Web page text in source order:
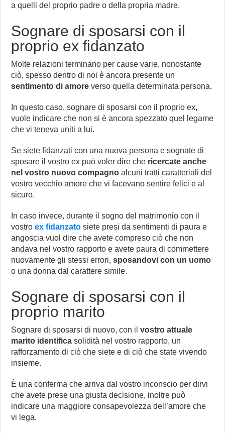
a quelli del proprio padre o della propria madre.
Sognare di sposarsi con il
proprio ex fidanzato
Molte relazioni terminano per cause varie, nonostante
ciò, spesso dentro di noi è ancora presente un
sentimento di amore verso quella determinata persona.
In questo caso, sognare di sposarsi con il proprio ex,
vuole indicare che non si è ancora spezzato quel legame
che vi teneva uniti a lui.
Se siete fidanzati con una nuova persona e sognate di
sposare il vostro ex può voler dire che ricercate anche
nel vostro nuovo compagno alcuni tratti caratteriali del
vostro vecchio amore che vi facevano sentire felici e al
sicuro.
In caso invece, durante il sogno del matrimonio con il
vostro ex fidanzato siete presi da sentimenti di paura e
angoscia vuol dire che avete compreso ciò che non
andava nel vostro rapporto e avete paura di commettere
nuovamente gli stessi errori,sposandovi con un uomo
o una donna dal carattere simile.
Sognare di sposarsi con il
proprio marito
Sognare di sposarsi di nuovo, con ilvostro attuale
marito identifica solidità nel vostro rapporto, un
rafforzamento di ciò che siete e di ciò che state vivendo
insieme.
È una conferma che arriva dal vostro inconscio per dirvi
che avete prese una giusta decisione, inoltre può
indicare una maggiore consapevolezza dell’amore che
vi lega.